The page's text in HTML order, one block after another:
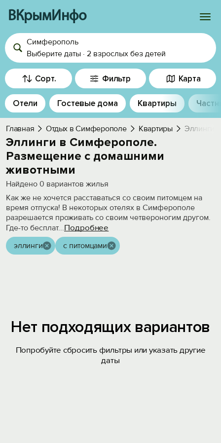
ВКрымИнфо
Войти
Избранное
История просмотра
Добавить свой объект
Симферополь
Выберите даты · 2 взрослых без детей
Сорт. Фильтр Карта
Отели Гостевые дома Квартиры
Главная Отдых в Симферополе Квартиры Эллинги.
Эллинги в Симферополе.
Размещение с домашними
животными
Найдено 0 вариантов жилья
Как же не хочется расставаться со своим питомцем на
время отпуска! В некоторых отелях в Симферополе
разрешается проживать со своим четвероногим другом.
Где-то бесплат...Подробнее
эллинги с питомцами
Нет подходящих вариантов
Попробуйте сбросить фильтры или указать другие
даты